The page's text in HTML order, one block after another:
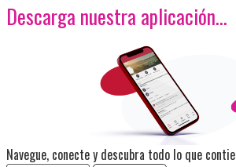
Descarga nuestra aplicación…
<p>Imagen</p>
Navegue, conecte y descubra todo lo que